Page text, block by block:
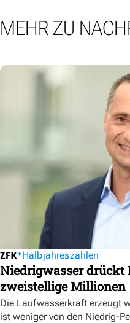
MEHR ZU
Halbjahreszahlen
Niedrigwasser drückt
zweistellige Millionen
Die Laufwasserkraft erzeugt
ist weniger von den Niedrig-